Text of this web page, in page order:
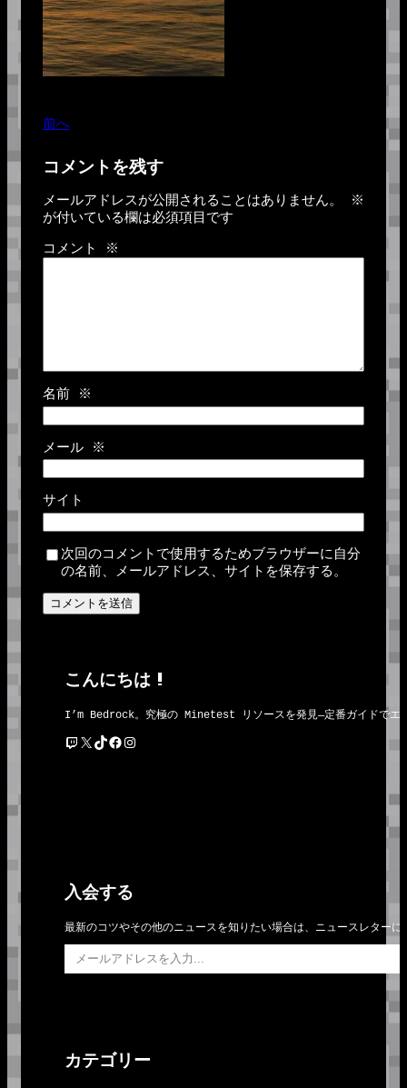
前へ
コメントを残す
メールアドレスが公開されることはありません。
※
が付いている欄は必須項目です
コメント
※
名前 ※
メール ※
サイト
次回のコメントで使用するためブラウザーに自分
の名前、メールアドレス、サイトを保存する。
こんにちは !
I’m Bedrock。究極の Minetest リソースを発見―定番ガイドでエ
Twitch X TikTok Facebook Instagram
入会する
最新のコツやその他のニュースを知りたい場合は、ニュースレター
メールアドレスを入力…
カテゴリー